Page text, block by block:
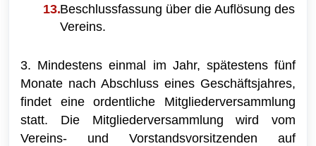
Beschlussfassung über die Auflösung des
Vereins.
3. Mindestens einmal im Jahr, spätestens fünf
Monate nach Abschluss eines Geschäftsjahres,
findet eine ordentliche Mitgliederversammlung
statt. Die Mitgliederversammlung wird vom
Vereins- und Vorstandsvorsitzenden auf